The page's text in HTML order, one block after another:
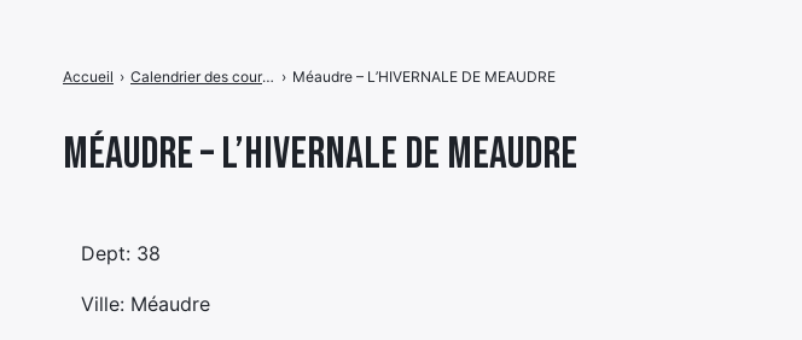
Méaudre – L’HIVERNALE DE MEAUDRE
Accueil › Calendrier des courses › Méaudre – L’HIVERNALE DE MEAUDRE
Dept: 38
Ville: Méaudre